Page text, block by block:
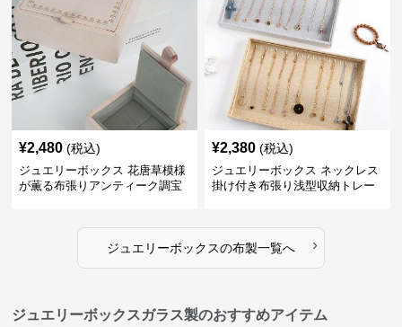
¥2,480 (税込)
ジュエリーボックス 花唐草模様
が薫る布張りアンティーク調宝
¥2,380 (税込)
ジュエリーボックス ネックレス
掛け付き布張り浅型収納トレー
ジュエリーボックスの布製一覧へ ›
ジュエリーボックスガラス製のおすすめアイテム